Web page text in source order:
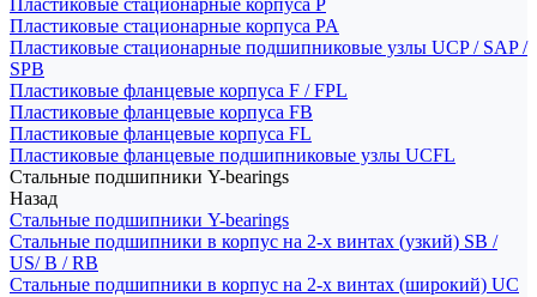
Пластиковые стационарные корпуса P
Пластиковые стационарные корпуса PA
Пластиковые стационарные подшипниковые узлы UCP / SAP /
SPB
Пластиковые фланцевые корпуса F / FPL
Пластиковые фланцевые корпуса FB
Пластиковые фланцевые корпуса FL
Пластиковые фланцевые подшипниковые узлы UCFL
Стальные подшипники Y-bearings
Назад
Стальные подшипники Y-bearings
Стальные подшипники в корпус на 2-х винтах (узкий) SB /
US/ B / RB
Стальные подшипники в корпус на 2-х винтах (широкий) UC